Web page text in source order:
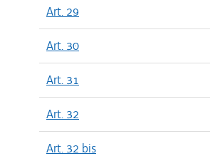
Art. 29
Art. 30
Art. 31
Art. 32
Art. 32 bis